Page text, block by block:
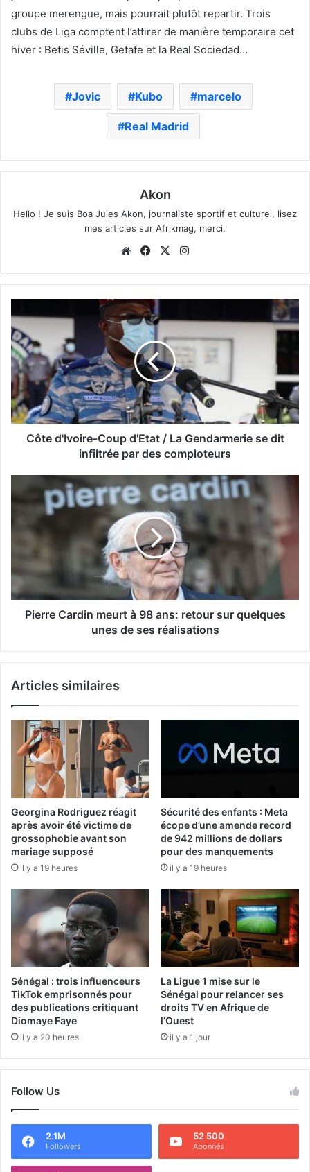
groupe merengue, mais pourrait plutôt repartir. Trois
clubs de Liga comptent l’attirer de manière temporaire cet
hiver : Betis Séville, Getafe et la Real Sociedad…
Jovic Kubo marcelo
Real Madrid
Akon
Hello ! Je suis Boa Jules Akon, journaliste sportif et culturel, lisez
mes articles sur Afrikmag, merci.
WebsiteFacebook
X
Côte d'Ivoire-Coup d'Etat / La Gendarmerie se dit
infiltrée par des comploteurs
Pierre Cardin meurt à 98 ans: retour sur quelques
unes de ses réalisations
Articles similaires
Georgina Rodriguez réagit
après avoir été victime de
grossophobie avant son
mariage supposé
il y a 19 heures
Sécurité des enfants : Meta
écope d’une amende record
de 942 millions de dollars
pour des manquements
il y a 19 heures
Sénégal : trois influenceurs
TikTok emprisonnés pour
des publications critiquant
Diomaye Faye
il y a 20 heures
La Ligue 1 mise sur le
Sénégal pour relancer ses
droits TV en Afrique de
l’Ouest
il y a 1 jour
Follow Us
2.1M
Followers
52 500
Abonnés